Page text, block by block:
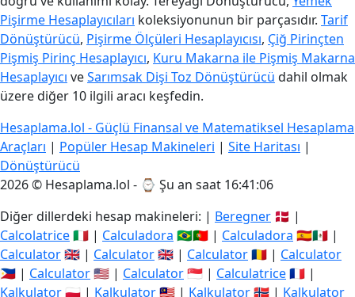
Pişirme Hesaplayıcıları koleksiyonunun bir parçasıdır. Tarif
Dönüştürücü, Pişirme Ölçüleri Hesaplayıcısı, Çiğ Pirinçten
Pişmiş Pirinç Hesaplayıcı, Kuru Makarna ile Pişmiş Makarna
Hesaplayıcı veSarımsak Dişi Toz Dönüştürücü dahil olmak
üzere diğer 10 ilgili aracı keşfedin.
Hesaplama.lol - Güçlü Finansal ve Matematiksel Hesaplama
Araçları | Popüler Hesap Makineleri | Site Haritası |
Dönüştürücü
2026 © Hesaplama.lol - ⌚ Şu an saat 16:41:06
Diğer dillerdeki hesap makineleri: | Beregner 🇩🇰 |
Calcolatrice🇮🇹 | Calculadora 🇧🇷🇵🇹 | Calculadora 🇪🇸🇲🇽 |
Calculator🇬🇧 | Calculator🇬🇧 | Calculator🇷🇴 | Calculator
🇵🇭 | Calculator🇺🇸 | Calculator🇸🇬 | Calculatrice🇫🇷 |
Kalkulator🇵🇱 | Kalkulator🇲🇾 | Kalkulator🇳🇴 | Kalkulator